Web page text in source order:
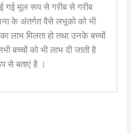
गई मूल रूप से गरीब से गरीब
के अंतर्गत वैसे लभूको को भी
लाभ मिलता हो तथा उनके बच्चों
बच्चों को भी लाभ दी जाती है
से बताएं है ।